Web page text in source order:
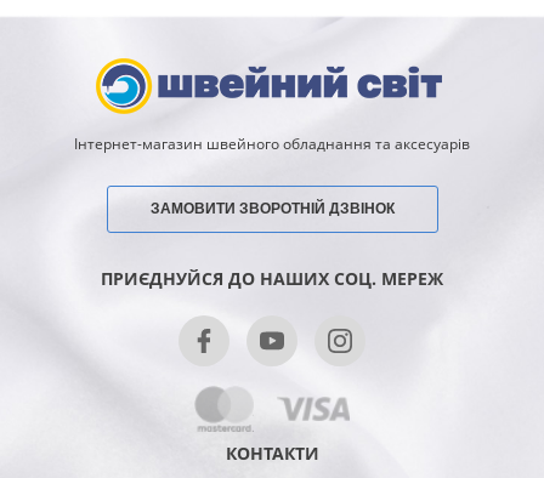
Інтернет-магазин швейного обладнання та аксесуарів
ЗАМОВИТИ ЗВОРОТНІЙ ДЗВІНОК
ПРИЄДНУЙСЯ ДО НАШИХ СОЦ. МЕРЕЖ
КОНТАКТИ